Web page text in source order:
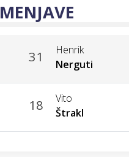
MENJAVE
31
Henrik
Nerguti
18
Vito
Štrakl